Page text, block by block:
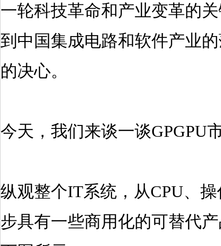
一轮科技革命和产业变革的
到中国集成电路和软件产业
的决心。
今天，我们来谈一谈GPGPU
纵观整个IT系统，从CPU、
步具有一些商用化的可替代